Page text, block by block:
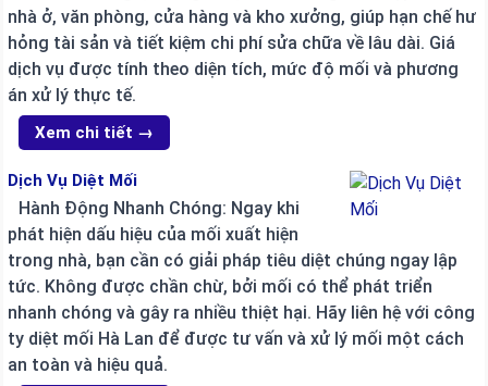
nhà ở, văn phòng, cửa hàng và kho xưởng, giúp hạn chế hư
hỏng tài sản và tiết kiệm chi phí sửa chữa về lâu dài. Giá
dịch vụ được tính theo diện tích, mức độ mối và phương
án xử lý thực tế.
Xem chi tiết →
Dịch Vụ Diệt Mối
Hành Động Nhanh Chóng: Ngay khi
phát hiện dấu hiệu của mối xuất hiện
trong nhà, bạn cần có giải pháp tiêu diệt chúng ngay lập
tức. Không được chần chừ, bởi mối có thể phát triển
nhanh chóng và gây ra nhiều thiệt hại. Hãy liên hệ với công
ty diệt mối Hà Lan để được tư vấn và xử lý mối một cách
an toàn và hiệu quả.